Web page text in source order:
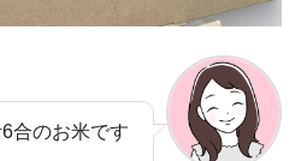
合のお米です